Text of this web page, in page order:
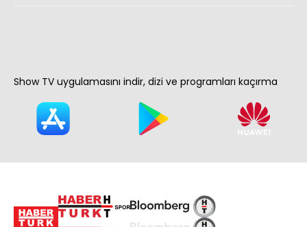
Show TV uygulamasını indir, dizi ve programları kaçırma